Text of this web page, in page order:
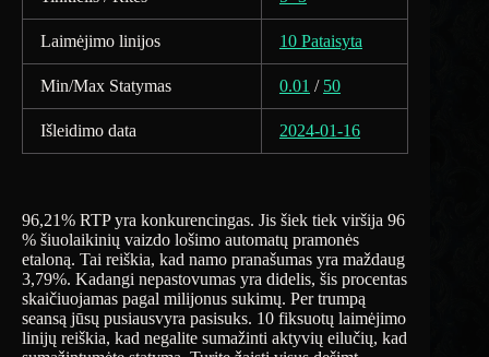
Laimėjimo linijos 10 Pataisyta
Min/Max Statymas 0.01 / 50
Išleidimo data 2024-01-16
96,21% RTP yra konkurencingas. Jis šiek tiek viršija 96
% šiuolaikinių vaizdo lošimo automatų pramonės
etaloną. Tai reiškia, kad namo pranašumas yra maždaug
3,79%. Kadangi nepastovumas yra didelis, šis procentas
skaičiuojamas pagal milijonus sukimų. Per trumpą
seansą jūsų pusiausvyra pasisuks. 10 fiksuotų laimėjimo
linijų reiškia, kad negalite sumažinti aktyvių eilučių, kad